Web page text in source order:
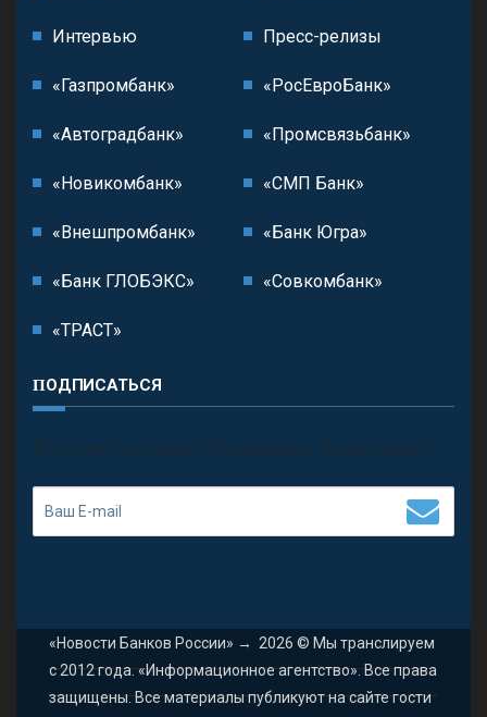
Интервью Пресс-релизы
«Газпромбанк» «РосЕвроБанк»
«Автоградбанк» «Промсвязьбанк»
«Новикомбанк» «СМП Банк»
«Внешпромбанк» «Банк Югра»
«Банк ГЛОБЭКС» «Совкомбанк»
«ТРАСТ»
ПОДПИСАТЬСЯ
П олучить последние обновления и предложения.
«Новости Банков России» → 2026 © Мы транслируем
с 2012 года. «Информационное агентство». Все права
защищены. Все материалы публикуют на сайте гости